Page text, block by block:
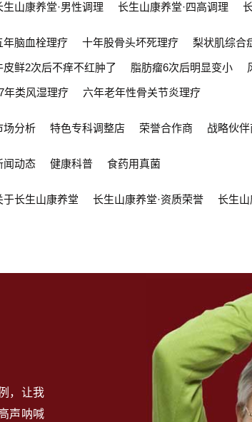
生山康养堂·男性调理 长生山康养堂·四高调理
年脑血栓理疗 十年股骨头坏死理疗 梨状肌综合
皮鲜2次后不痒不红肿了 脂肪瘤6次后明显变小
年类风湿理疗 六年老年性骨关节炎理疗
场分析 特色专科调整店 荣誉合作商 战略伙伴
闻动态 健康科普 食药用真菌
于长生山康养堂 长生山康养堂·资质荣誉 长生山
，让我
声呐喊